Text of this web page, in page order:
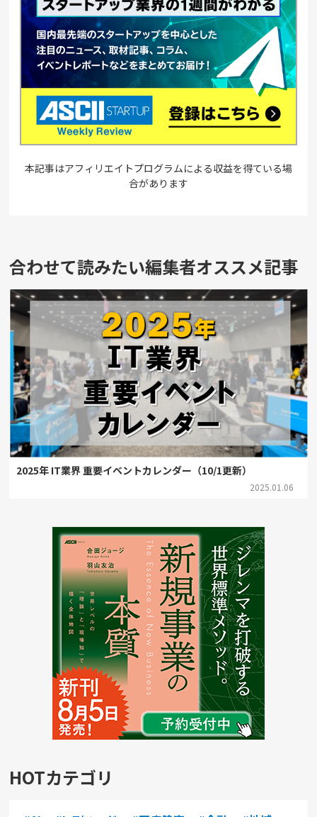
本記事はアフィリエイトプログラムによる収益を得ている場
合があります
合わせて読みたい編集者オススメ記事
2025年 IT業界 重要イベントカレンダー（10/1更新）
2025.01.06
HOTカテゴリ